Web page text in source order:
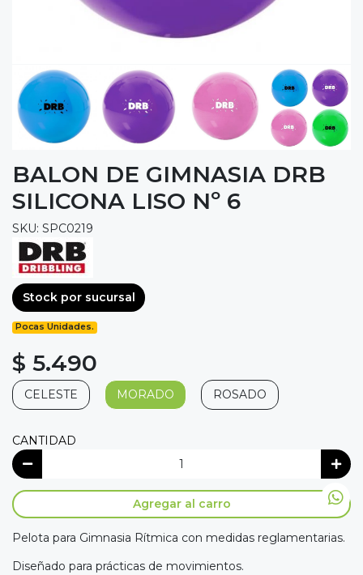
BALON DE GIMNASIA DRB
SILICONA LISO Nº 6
SKU: SPC0219
Stock por sucursal
Pocas Unidades.
$ 5.490
CELESTE MORADO ROSADO
CANTIDAD
Agregar al carro
Pelota para Gimnasia Rítmica con medidas reglamentarias.
Diseñado para prácticas de movimientos.